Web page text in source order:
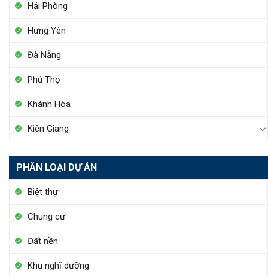
Hải Phòng
Hưng Yên
Đà Nẵng
Phú Thọ
Khánh Hòa
Kiên Giang
PHÂN LOẠI DỰ ÁN
Biệt thự
Chung cư
Đất nền
Khu nghĩ dưỡng